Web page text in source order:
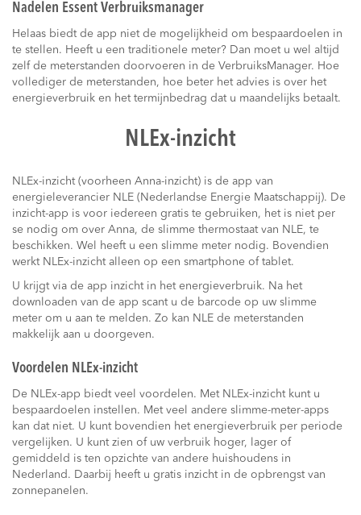
Nadelen Essent Verbruiksmanager
Helaas biedt de app niet de mogelijkheid om bespaardoelen in
te stellen. Heeft u een traditionele meter? Dan moet u wel altijd
zelf de meterstanden doorvoeren in de VerbruiksManager. Hoe
vollediger de meterstanden, hoe beter het advies is over het
energieverbruik en het termijnbedrag dat u maandelijks betaalt.
NLEx-inzicht
NLEx-inzicht (voorheen Anna-inzicht) is de app van
energieleverancier NLE (Nederlandse Energie Maatschappij). De
inzicht-app is voor iedereen gratis te gebruiken, het is niet per
se nodig om over Anna, de slimme thermostaat van NLE, te
beschikken. Wel heeft u een slimme meter nodig. Bovendien
werkt NLEx-inzicht alleen op een smartphone of tablet.
U krijgt via de app inzicht in het energieverbruik. Na het
downloaden van de app scant u de barcode op uw slimme
meter om u aan te melden. Zo kan NLE de meterstanden
makkelijk aan u doorgeven.
Voordelen NLEx-inzicht
De NLEx-app biedt veel voordelen. Met NLEx-inzicht kunt u
bespaardoelen instellen. Met veel andere slimme-meter-apps
kan dat niet. U kunt bovendien het energieverbruik per periode
vergelijken. U kunt zien of uw verbruik hoger, lager of
gemiddeld is ten opzichte van andere huishoudens in
Nederland. Daarbij heeft u gratis inzicht in de opbrengst van
zonnepanelen.